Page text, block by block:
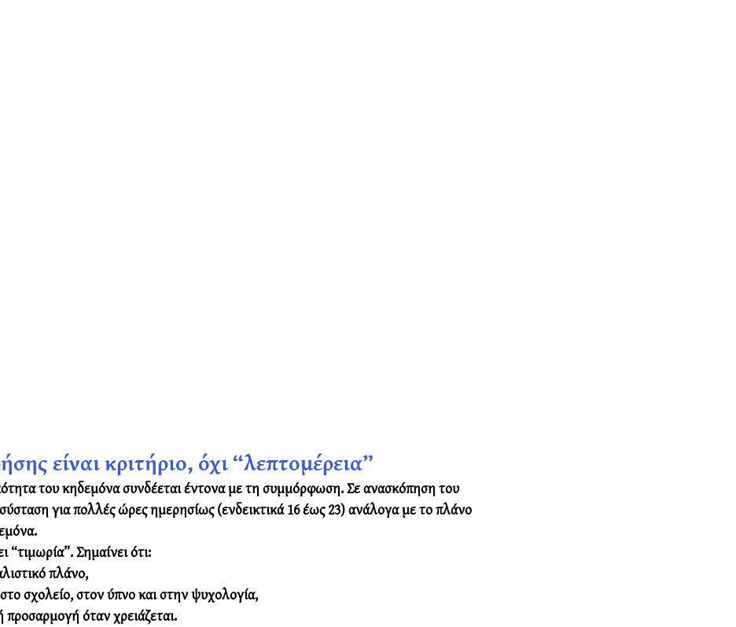
είναι κριτήριο, όχι “λεπτομέρεια”
του κηδεμόνα συνδέεται έντονα με τη συμμόρφωση. Σε ανασκόπηση του
για πολλές ώρες ημερησίως (ενδεικτικά 16 έως 23) ανάλογα με το πλάνο
“τιμωρία”. Σημαίνει ότι:
πλάνο,
σχολείο, στον ύπνο και στην ψυχολογία,
προσαρμογή όταν χρειάζεται.